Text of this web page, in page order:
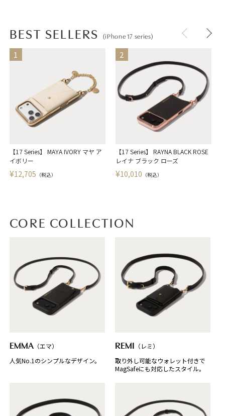
BEST SELLERS (iPhone 17 series)
【17 Series】 MAYA IVORY マヤ ア
イボリー
¥12,705 （税込）
【17 Series】 RAYNA BLACK ROSE
レイナ ブラック ローズ
¥10,010 （税込）
CORE COLLECTION
EMMA（エマ）
人気No.1のシンプルなデザイン。
REMI （レミ）
取り外し可能なウォレット付きで
MagSafeにも対応したスタイル。